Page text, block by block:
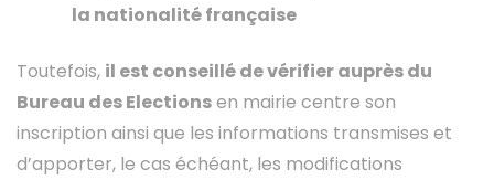
la nationalité française
Toutefois, il est conseillé de vérifier auprès du
Bureau des Electionsen mairie centre son
inscription ainsi que les informations transmises et
d’apporter, le cas échéant, les modifications